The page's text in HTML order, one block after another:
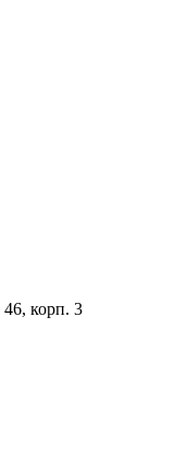
46, корп. 3